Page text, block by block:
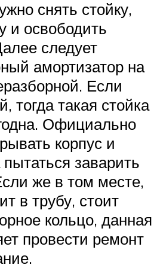
снять стойку,
и освободить
следует
амортизатор на
Если
тогда такая стойка
Официально
корпус и
заварить
же в том месте,
в трубу, стоит
кольцо, данная
провести ремонт